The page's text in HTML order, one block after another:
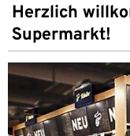
Herzlich
Supermarkt!